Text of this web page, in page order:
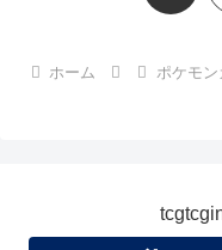
ホーム ポケモン